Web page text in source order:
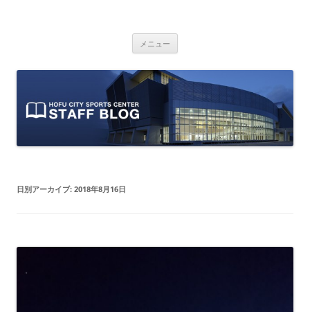
ログ
ャルブログです。
メニュー
ン
ツ
キ
ッ
プ
日別アーカイブ: 2018年8月16日